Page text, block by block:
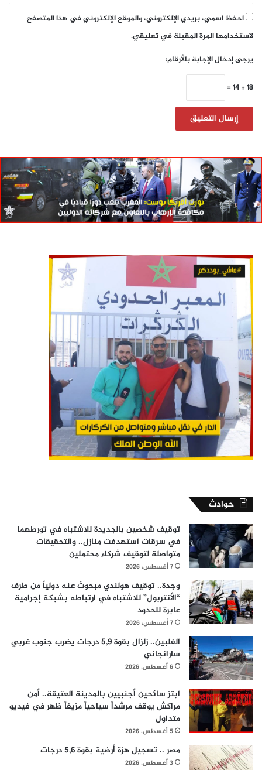
احفظ اسمي، بريدي الإلكتروني، والموقع الإلكتروني في هذا المتصفح
لاستخدامها المرة المقبلة في تعليقي.
يرجى إدخال الإجابة بالأرقام:
18 + 14 =
حوادث
توقيف شخصين بالجديدة للاشتباه في تورطهما
في سرقات استهدفت منازل.. والتحقيقات
متواصلة لتوقيف شركاء محتملين
7 أغسطس، 2026
وجدة.. توقيف هولندي مبحوث عنه دولياً من طرف
“الأنتربول” للاشتباه في ارتباطه بشبكة إجرامية
عابرة للحدود
7 أغسطس، 2026
الفلبين.. زلزال بقوة 5,9 درجات يضرب جنوب غربي
سارانجاني
6 أغسطس، 2026
ابتز سائحين أجنبيين بالمدينة العتيقة.. أمن
مراكش يوقف مرشداً سياحياً مزيفاً ظهر في فيديو
متداول
5 أغسطس، 2026
مصر .. تسجيل هزة أرضية بقوة 5,6 درجات
3 أغسطس، 2026